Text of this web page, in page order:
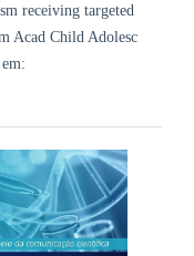
receiving targeted
Acad Child Adolesc